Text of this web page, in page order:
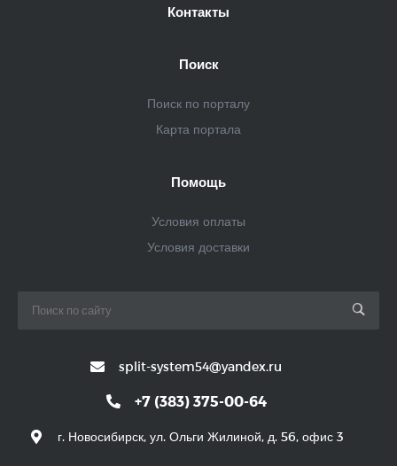
Контакты
Поиск
Поиск по порталу
Карта портала
Помощь
Условия оплаты
Условия доставки
split-system54@yandex.ru
+7 (383) 375-00-64
г. Новосибирск, ул. Ольги Жилиной, д. 56, офис 3